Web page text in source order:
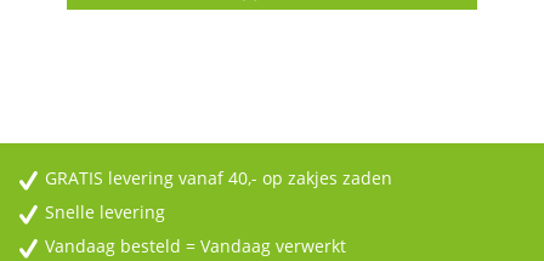
GRATIS levering vanaf 40,- op zakjes zaden
Snelle levering
Vandaag besteld = Vandaag verwerkt